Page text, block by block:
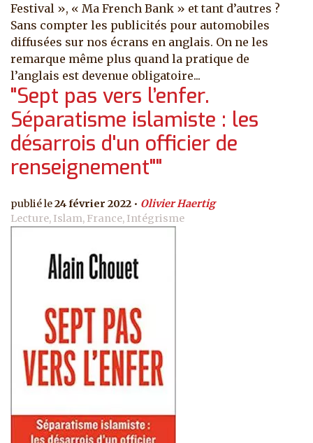
Festival », « Ma French Bank » et tant d’autres ?
Sans compter les publicités pour automobiles
diffusées sur nos écrans en anglais. On ne les
remarque même plus quand la pratique de
l’anglais est devenue obligatoire...
"Sept pas vers l’enfer.
Séparatisme islamiste : les
désarrois d'un officier de
renseignement""
24 février 2022
Olivier Haertig
Lecture, Islam, France, Intégrisme